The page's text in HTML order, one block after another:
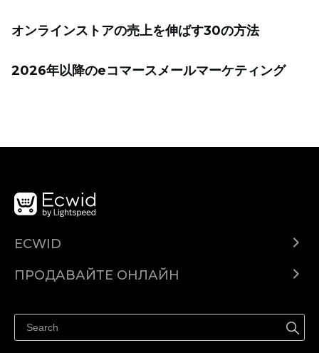
オンラインストアの売上を伸ばす30の方法
2026年以降のeコマースメールマーケティング
ECWID
Помощен център
ПРОДАВАЙТЕ ОНЛАЙН
Продавайте във Facebook
Продавайте в Instagram